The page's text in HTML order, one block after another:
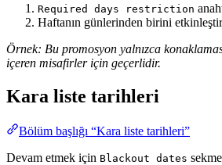
Required days restriction
Haftanın günlerinden birini
Örnek: Bu promosyon yalnızca
içeren misafirler için geçerlidir.
Kara liste tarihleri
Bölüm başlığı “Kara liste tarihleri”
Devam etmek için Blackout dates